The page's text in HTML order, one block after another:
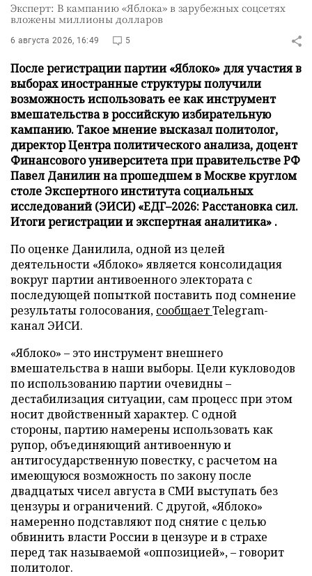
Эксперт: В кампанию «Яблока» в зарубежных соцсетях
вложены миллионы долларов
6 августа 2026, 16:49 5
После регистрации партии «Яблоко» для участия в
выборах иностранные структуры получили
возможность использовать ее как инструмент
вмешательства в российскую избирательную
кампанию. Такое мнение высказал политолог,
директор Центра политического анализа, доцент
Финансового университета при правительстве РФ
Павел Данилин на прошедшем в Москве круглом
столе Экспертного института социальных
исследований (ЭИСИ) «ЕДГ–2026: Расстановка сил.
Итоги регистрации и экспертная аналитика» .
По оценке Данилила, одной из целей
деятельности «Яблоко» является консолидация
вокруг партии антивоенного электората с
последующей попыткой поставить под сомнение
результаты голосования, сообщаетTelegram-
канал ЭИСИ.
«Яблоко» – это инструмент внешнего
вмешательства в наши выборы. Цели кукловодов
по использованию партии очевидны –
дестабилизация ситуации, сам процесс при этом
носит двойственный характер. С одной
стороны, партию намерены использовать как
рупор, объединяющий антивоенную и
антигосударственную повестку, с расчетом на
имеющуюся возможность по закону после
двадцатых чисел августа в СМИ выступать без
цензуры и ограничений. С другой, «Яблоко»
намеренно подставляют под снятие с целью
обвинить власти России в цензуре и в страхе
перед так называемой «оппозицией», – говорит
политолог.